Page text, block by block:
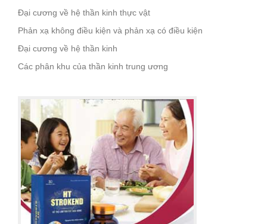
Đại cương về hệ thần kinh thực vật
Phản xạ không điều kiện và phản xạ có điều kiện
Đại cương về hệ thần kinh
Các phân khu của thần kinh trung ương